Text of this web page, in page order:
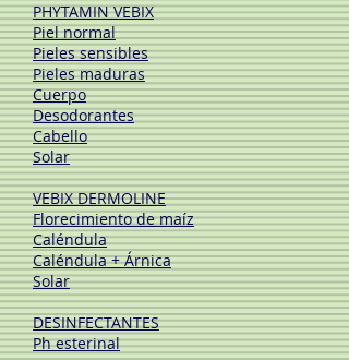
PHYTAMIN VEBIX
Piel normal
Pieles sensibles
Pieles maduras
Cuerpo
Desodorantes
Cabello
Solar
VEBIX DERMOLINE
Florecimiento de maíz
Caléndula
Caléndula + Árnica
Solar
DESINFECTANTES
Ph esterinal